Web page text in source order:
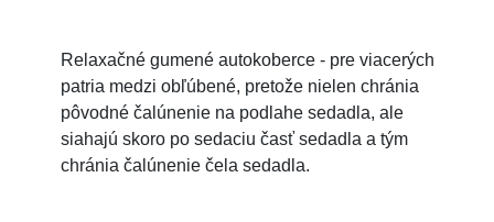
Relaxačné gumené autokoberce - pre viacerých
patria medzi obľúbené, pretože nielen chránia
pôvodné čalúnenie na podlahe sedadla, ale
siahajú skoro po sedaciu časť sedadla a tým
chránia čalúnenie čela sedadla.